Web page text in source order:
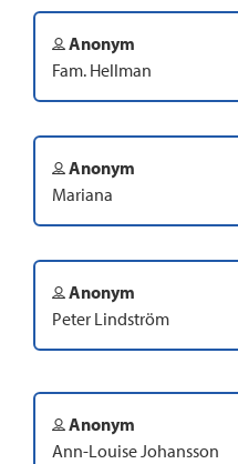
Anonym
Fam. Hellman
Anonym
Mariana
Anonym
Peter Lindström
Anonym
Ann-Louise Johansson